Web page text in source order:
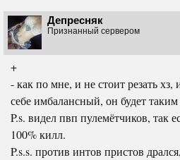
Депресняк
Признанный сервером
+
- как по мне, и не стоит резать
себе имбалансный, он будет
P.s. видел пвп пулемётчиков, так
100% килл.
P.s.s. против интов пристов